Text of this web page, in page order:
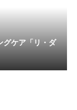
グケア「リ・ダ